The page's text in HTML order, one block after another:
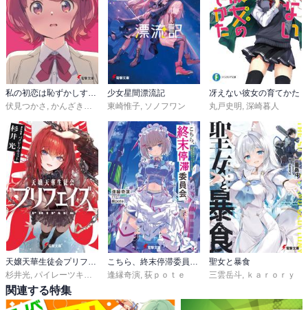
私の初恋は恥ずかしすぎて誰にも言えない
伏見つかさ , かんざきひろ
少女星間漂流記
東崎惟子, ソノフワン
冴えない彼女の育てかた
丸戸史明 , 深崎暮人
杉井光 パイレーツキャット
逢縁奇演 荻ｐｏｔｅ
聖女と暴食
三雲岳斗
ｋａｒｏｒｙ
関連する特集